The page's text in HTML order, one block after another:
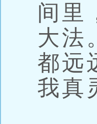
间里
大法
都远
我真